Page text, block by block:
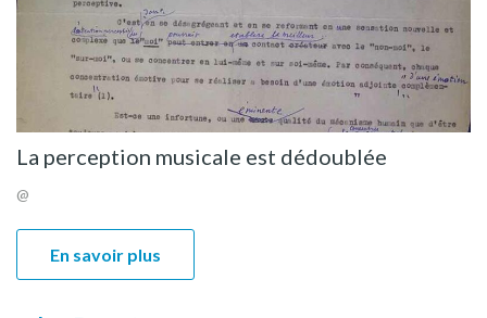
La perception musicale est dédoublée
@
En savoir plus